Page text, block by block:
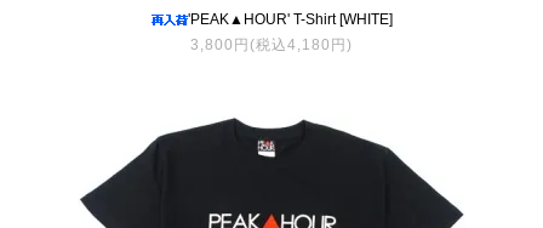
'PEAK▲HOUR' T-Shirt [WHITE]
3,800円(税込4,180円)